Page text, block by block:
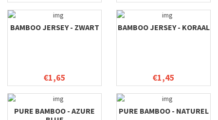
BAMBOO JERSEY - ZWART
€1,65
BAMBOO JERSEY - KORAAL
€1,45
PURE BAMBOO - AZURE
PURE BAMBOO - NATUREL